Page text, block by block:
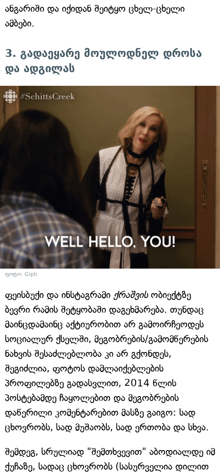
ანგარიში და იქიდან შეიტყო ცხელ-ცხელი
ამბები.
3. გადაეყარე მოულოდნელ დროსა
და ადგილას
ფოტო: Giph
ფეისბუქი და ინსტაგრამი ქრაშვისობიექტზე
ბევრი რამის შეტყობაში დაგეხმარება. თუნდაც
მაინცდამაინც აქტიურობით არ გამოირჩეოდეს
სოციალურ ქსელში, მეგობრების/გამომწერების
ნახვის შესაძლებლობა კი არ გქონდეს,
შეგიძლია, ფოტოს დამლაიქებლების
პროფილებზე გადასვლით, 2014 წლის
პოსტებამდე ჩაყოლებით და მეგობრების
დაწერილი კომენტარებით მასზე გაიგო: სად
ცხოვრობს, სად მუშაობს, სად ერთობა და სხვა.
შემდეგ, სრულიად "შემთხვევით" აბოდიალდე იმ
ქუჩაზე, სადაც ცხოვრობს (სასურველია დილით